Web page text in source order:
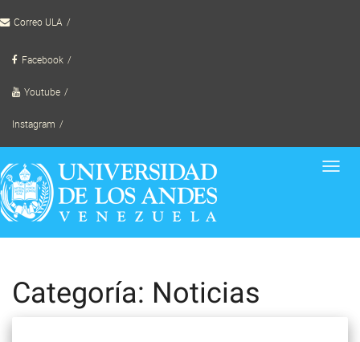
to Correo ULA
Facebook
Youtube
Instagram
Categoría: Noticias